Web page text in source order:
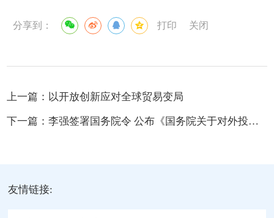
分享到： 打印 关闭
上一篇： 以开放创新应对全球贸易变局
下一篇： 李强签署国务院令 公布《国务院关于对外投资的规定》
友情链接: